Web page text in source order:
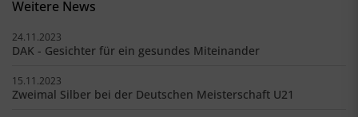
Weitere News
24.11.2023
DAK - Gesichter für ein gesundes Miteinander
15.11.2023
Zweimal Silber bei der Deutschen Meisterschaft U21